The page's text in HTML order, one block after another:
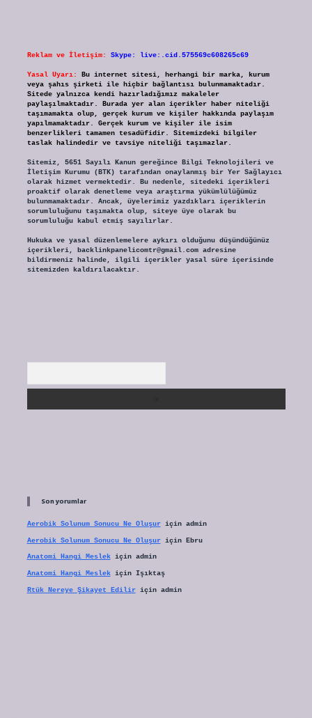
Reklam ve İletişim: Skype: live:.cid.575569c608265c69
Yasal Uyarı:
Bu internet sitesi, herhangi bir marka, kurum
veya şahıs şirketi ile hiçbir bağlantısı bulunmamaktadır.
Sitede yalnızca kendi hazırladığımız makaleler
paylaşılmaktadır. Burada yer alan içerikler haber niteliği
taşımamakta olup, gerçek kurum ve kişiler hakkında paylaşım
yapılmamaktadır. Gerçek kurum ve kişiler ile isim
benzerlikleri tamamen tesadüfidir. Sitemizdeki bilgiler
taslak halindedir ve tavsiye niteliği taşımazlar.
Sitemiz, 5651 Sayılı Kanun gereğince Bilgi Teknolojileri ve
İletişim Kurumu (BTK) tarafından onaylanmış bir Yer Sağlayıcı
olarak hizmet vermektedir. Bu nedenle, sitedeki içerikleri
proaktif olarak denetleme veya araştırma yükümlülüğümüz
bulunmamaktadır. Ancak, üyelerimiz yazdıkları içeriklerin
sorumluluğunu taşımakta olup, siteye üye olarak bu
sorumluluğu kabul etmiş sayılırlar.
Hukuka ve yasal düzenlemelere aykırı olduğunu düşündüğünüz
içerikleri, backlinkpanelicomtr@gmail.comadresine
bildirmeniz halinde, ilgili içerikler yasal süre içerisinde
sitemizden kaldırılacaktır.
Son yorumlar
Aerobik Solunum Sonucu Ne Oluşuriçin admin
Aerobik Solunum Sonucu Ne Oluşuriçin Ebru
Anatomi Hangi Meslekiçin admin
Anatomi Hangi Meslekiçin Işıktaş
Rtük Nereye Şikayet Ediliriçin admin